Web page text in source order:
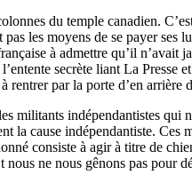
du temple canadien.
les moyens de se payer
à admettre qu’il
secrète liant La
par la porte d’en
militants indépendantistes
la cause indépendantiste.
consiste à agir à titre de
ne nous gênons pas